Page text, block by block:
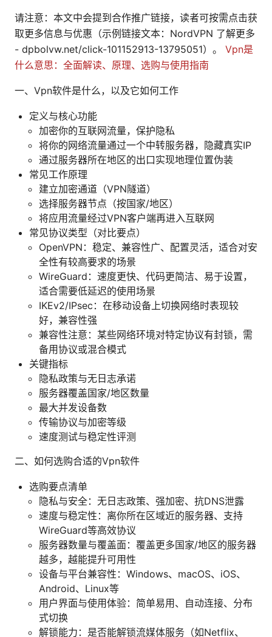
请注意：本文中会提到合作推广链接，读者可按需点击获
取更多信息与优惠（示例链接文本：NordVPN 了解更多
- dpbolvw.net/click-101152913-13795051）。 Vpn是
什么意思：全面解读、原理、选购与使用指南
一、Vpn软件是什么，以及它如何工作
定义与核心功能
加密你的互联网流量，保护隐私
将你的网络流量通过一个中转服务器，隐藏真实IP
通过服务器所在地区的出口实现地理位置伪装
常见工作原理
建立加密通道（VPN隧道）
选择服务器节点（按国家/地区）
将应用流量经过VPN客户端再进入互联网
常见协议类型（对比要点）
OpenVPN：稳定、兼容性广、配置灵活，适合对安
全性有较高要求的场景
WireGuard：速度更快、代码更简洁、易于设置，
适合需要低延迟的使用场景
IKEv2/IPsec：在移动设备上切换网络时表现较
好，兼容性强
兼容性注意：某些网络环境对特定协议有封锁，需
备用协议或混合模式
关键指标
隐私政策与无日志承诺
服务器覆盖国家/地区数量
最大并发设备数
传输协议与加密等级
速度测试与稳定性评测
二、如何选购合适的Vpn软件
选购要点清单
隐私与安全：无日志政策、强加密、抗DNS泄露
速度与稳定性：离你所在区域近的服务器、支持
WireGuard等高效协议
服务器数量与覆盖面：覆盖更多国家/地区的服务器
越多，越能提升可用性
设备与平台兼容性：Windows、macOS、iOS、
Android、Linux等
用户界面与使用体验：简单易用、自动连接、分布
式切换
解锁能力：是否能解锁流媒体服务（如Netflix、